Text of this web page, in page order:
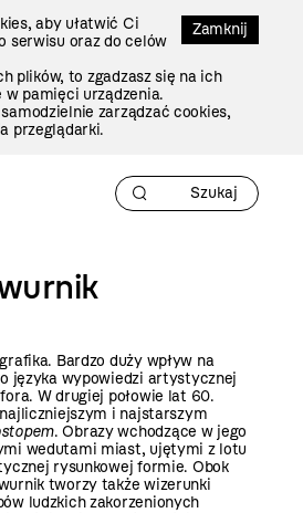
Zamknij
aby ułatwić Ci
serwisu oraz do celów
plików, to zgadzasz się na ich
w pamięci urządzenia.
zarządzać cookies,
przeglądarki.
Bardzo duży wpływ na
języka wypowiedzi artystycznej
W drugiej połowie lat 60.
i najstarszym
. Obrazy wchodzące w jego
wedutami miast, ujętymi z lotu
rysunkowej formie. Obok
tworzy także wizerunki
ludzkich zakorzenionych